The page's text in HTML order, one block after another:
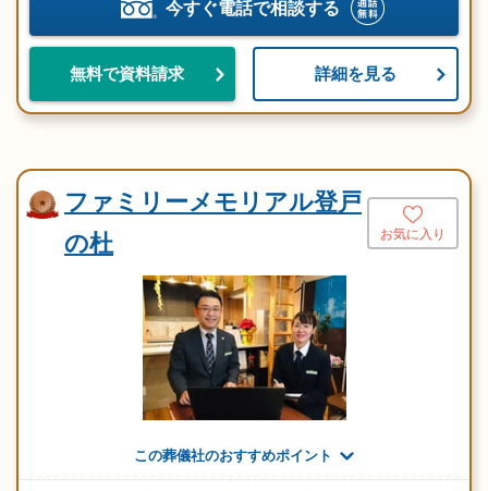
今すぐ電話で相談する
無料で資料請求 詳細を見る
ファミリーメモリアル登戸
の杜
お気に入り
この葬儀社のおすすめポイント